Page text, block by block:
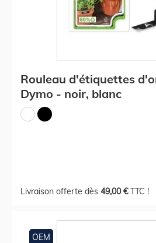
Rouleau d'étiquettes
Dymo - noir, blanc
Livraison offerte dès 49,00 €TTC !
OEM